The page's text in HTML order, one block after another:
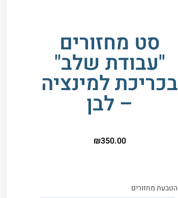
סט מחזורים
"עבודת שלב"
בכריכת למינציה
– לבן
₪350.00
הטבעת מחזורים